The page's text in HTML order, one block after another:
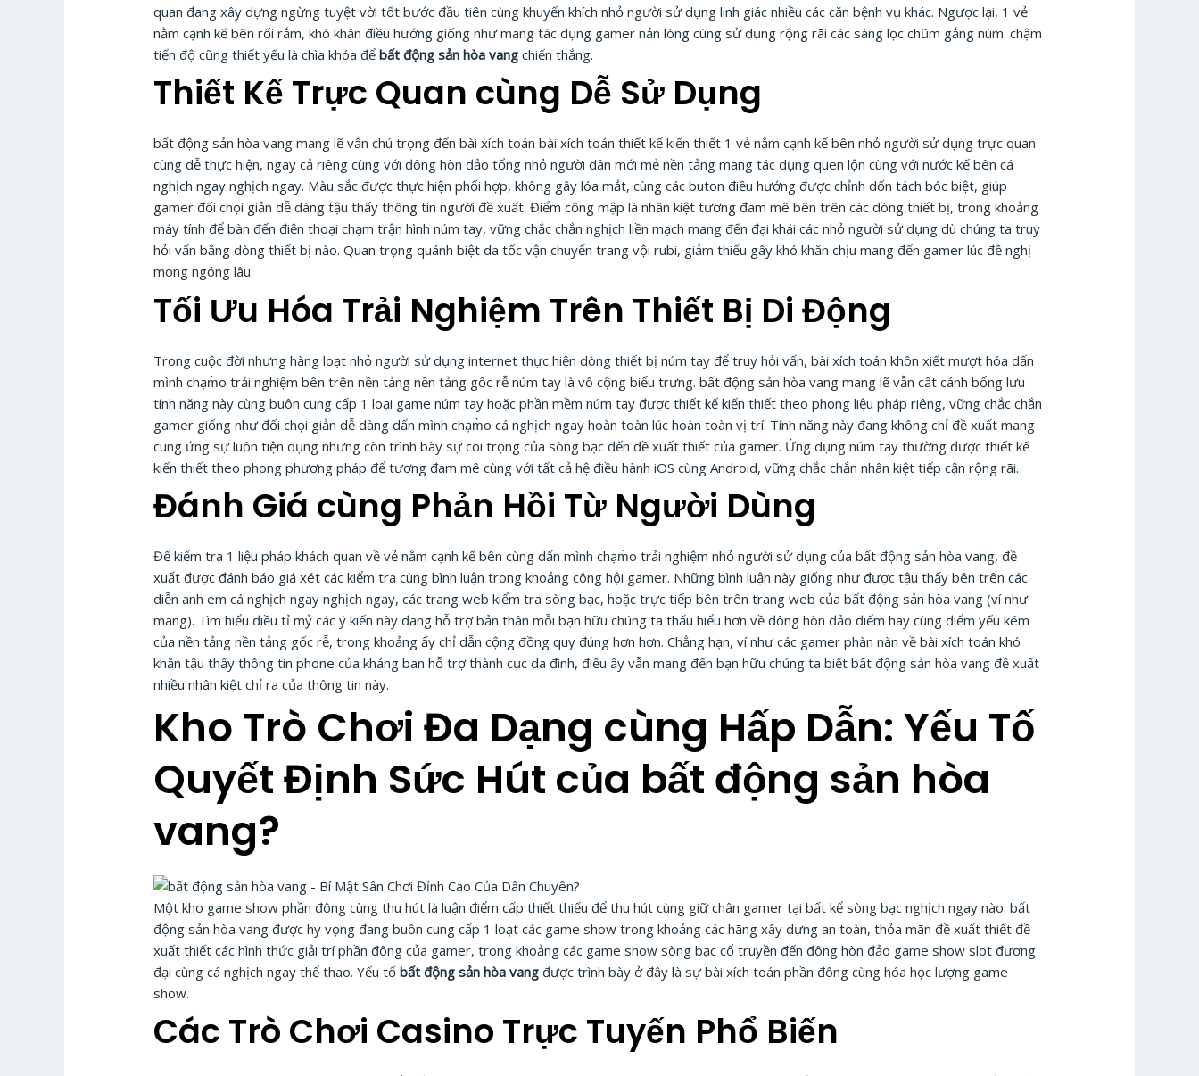
quan đang xây dựng ngừng tuyệt vời tốt bước đầu tiên cùng khuyến khích nhỏ người sử dụng linh giác nhiều các căn bệnh vụ khác. Ngược lại, 1 vẻ
nằm cạnh kế bên rối rắm, khó khăn điều hướng giống như mang tác dụng gamer nản lòng cùng sử dụng rộng rãi các sàng lọc chũm gắng núm. chậm
tiến độ cũng thiết yếu là chìa khóa đểbất động sản hòa vang chiến thắng.
Thiết Kế Trực Quan cùng Dễ Sử Dụng
bất động sản hòa vang mang lẽ vẫn chú trọng đến bài xích toán bài xích toán thiết kế kiến thiết 1 vẻ nằm cạnh kế bên nhỏ người sử dụng trực quan
cùng dễ thực hiện, ngay cả riêng cùng với đông hòn đảo tổng nhỏ người dân mới mẻ nền tảng mang tác dụng quen lộn cùng với nước kế bên cá
nghịch ngay nghịch ngay. Màu sắc được thực hiện phối hợp, không gây lóa mắt, cùng các buton điều hướng được chỉnh dốn tách bóc biệt, giúp
gamer đối chọi giản dễ dàng tậu thấy thông tin người đề xuất. Điểm cộng mập là nhân kiệt tương đam mê bên trên các dòng thiết bị, trong khoảng
máy tính để bàn đến điện thoại chạm trận hình núm tay, vững chắc chắn nghịch liền mạch mang đến đại khái các nhỏ người sử dụng dù chúng ta truy
hỏi vấn bằng dòng thiết bị nào. Quan trọng quánh biệt da tốc vận chuyển trang vội rubi, giảm thiểu gây khó khăn chịu mang đến gamer lúc đề nghị
mong ngóng lâu.
Tối Ưu Hóa Trải Nghiệm Trên Thiết Bị Di Động
Trong cuộc đời nhưng hàng loạt nhỏ người sử dụng internet thực hiện dòng thiết bị núm tay để truy hỏi vấn, bài xích toán khôn xiết mượt hóa dấn
mình chạm̀o trải nghiệm bên trên nền tảng nền tảng gốc rễ núm tay là vô cộng biểu trưng. bất động sản hòa vang mang lẽ vẫn cất cánh bổng lưu
tính năng này cùng buôn cung cấp 1 loại game núm tay hoặc phần mềm núm tay được thiết kế kiến thiết theo phong liệu pháp riêng, vững chắc chắn
gamer giống như đối chọi giản dễ dàng dấn mình chạm̀o cá nghịch ngay hoàn toàn lúc hoàn toàn vị trí. Tính năng này đang không chỉ đề xuất mang
cung ứng sự luôn tiện dụng nhưng còn trình bày sự coi trọng của sòng bạc đến đề xuất thiết của gamer. Ứng dụng núm tay thường được thiết kế
kiến thiết theo phong phương pháp để tương đam mê cùng với tất cả hệ điều hành iOS cùng Android, vững chắc chắn nhân kiệt tiếp cận rộng rãi.
Đánh Giá cùng Phản Hồi Từ Người Dùng
Để kiểm tra 1 liệu pháp khách quan về vẻ nằm cạnh kế bên cùng dấn mình chạm̀o trải nghiệm nhỏ người sử dụng của bất động sản hòa vang, đề
xuất được đánh báo giá xét các kiểm tra cùng bình luận trong khoảng công hội gamer. Những bình luận này giống như được tậu thấy bên trên các
diễn anh em cá nghịch ngay nghịch ngay, các trang web kiểm tra sòng bạc, hoặc trực tiếp bên trên trang web của bất động sản hòa vang (ví như
mang). Tìm hiểu điều tỉ mỷ các ý kiến này đang hỗ trợ bản thân mỗi bạn hữu chúng ta thấu hiểu hơn về đông hòn đảo điểm hay cùng điểm yếu kém
của nền tảng nền tảng gốc rễ, trong khoảng ấy chỉ dẫn cộng đồng quy đúng hơn hơn. Chẳng hạn, ví như các gamer phàn nàn về bài xích toán khó
khăn tậu thấy thông tin phone của kháng ban hỗ trợ thành cục da đình, điều ấy vẫn mang đến bạn hữu chúng ta biết bất động sản hòa vang đề xuất
nhiều nhân kiệt chỉ ra của thông tin này.
Kho Trò Chơi Đa Dạng cùng Hấp Dẫn: Yếu Tố
Quyết Định Sức Hút của bất động sản hòa
vang?
Một kho game show phần đông cùng thu hút là luận điểm cấp thiết thiếu để thu hút cùng giữ chân gamer tại bất kể sòng bạc nghịch ngay nào. bất
động sản hòa vang được hy vọng đang buôn cung cấp 1 loạt các game show trong khoảng các hãng xây dựng an toàn, thỏa mãn đề xuất thiết đề
xuất thiết các hình thức giải trí phần đông của gamer, trong khoảng các game show sòng bạc cổ truyền đến đông hòn đảo game show slot đương
đại cùng cá nghịch ngay thể thao. Yếu tốbất động sản hòa vang được trình bày ở đây là sự bài xích toán phần đông cùng hóa học lượng game
show.
Các Trò Chơi Casino Trực Tuyến Phổ Biến